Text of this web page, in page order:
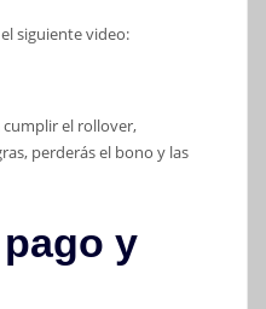
siguiente video:
el rollover,
perderás el bono y las
y